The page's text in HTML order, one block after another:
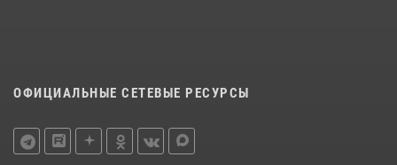
ОФИЦИАЛЬНЫЕ СЕТЕВЫЕ РЕСУРСЫ